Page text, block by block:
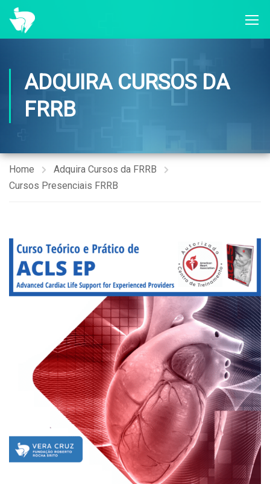
ADQUIRA CURSOS DA
FRRB
Home
Adquira Cursos da FRRB
Cursos Presenciais FRRB